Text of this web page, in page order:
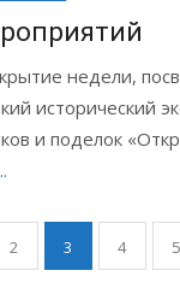
недели,
исторический
и поделок
2 3 4 5